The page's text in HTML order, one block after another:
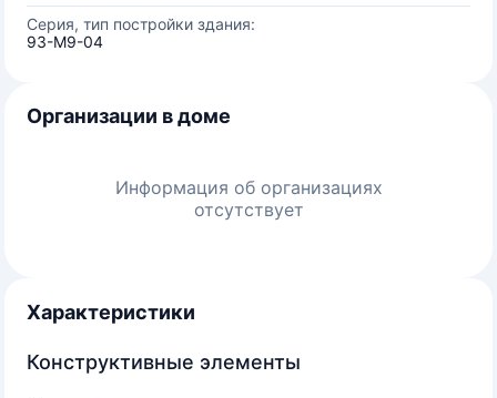
Серия, тип постройки здания:
93-М9-04
Организации в доме
Информация об организациях
отсутствует
Характеристики
Конструктивные элементы